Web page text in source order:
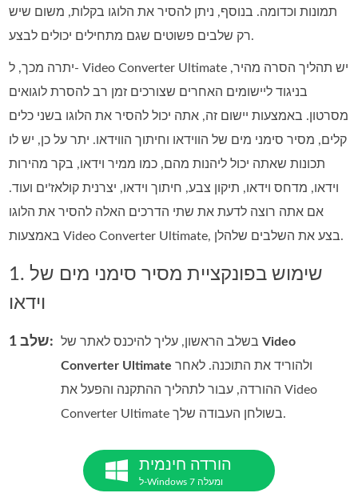
תמונות וכדומה. בנוסף, ניתן להסיר את הלוגו בקלות, משום שיש
רק שלבים פשוטים שגם מתחילים יכולים לבצע.
יתרה מכך, ל- Video Converter Ultimate יש תהליך הסרה מהיר,
בניגוד ליישומים האחרים שצורכים זמן רב להסרת לוגואים
מסרטון. באמצעות יישום זה, אתה יכול להסיר את הלוגו בשני כלים
קלים, מסיר סימני מים של הווידאו וחיתוך הווידאו. יתר על כן, יש לו
תכונות שאתה יכול ליהנות מהם, כמו ממיר וידאו, בקר מהירות
וידאו, מדחס וידאו, תיקון צבע, חיתוך וידאו, יצרנית קולאז'ים ועוד.
אם אתה רוצה לדעת את שתי הדרכים האלה להסיר את הלוגו
באמצעות Video Converter Ultimate, בצע את השלבים שלהלן.
1. שימוש בפונקציית מסיר סימני מים של
וידאו
שלב 1: בשלב הראשון, עליך להיכנס לאתר שלVideo
Converter Ultimate ולהוריד את התוכנה. לאחר
ההורדה, עבור לתהליך ההתקנה והפעל את Video
Converter Ultimate בשולחן העבודה שלך.
הורדה חינמית
ל-Windows 7 ומעלה